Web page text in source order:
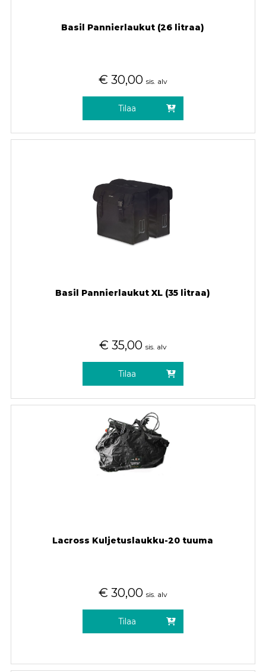
Basil Pannierlaukut (26 litraa)
€ 30,00 sis. alv
Tilaa
Basil Pannierlaukut XL (35 litraa)
€ 35,00 sis. alv
Tilaa
Lacross Kuljetuslaukku-20 tuuma
€ 30,00 sis. alv
Tilaa